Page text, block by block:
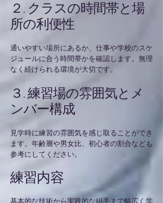
２. クラスの時間帯と場
所の利便性
通いやすい場所にあるか、仕事や学校のスケ
ジュールに合う時間帯かを確認します。無理
なく続けられる環境が大切です。
３. 練習場の雰囲気とメ
ンバー構成
見学時に練習の雰囲気を感じ取ることができ
ます。年齢層や男女比、初心者の割合なども
参考にしてください。
練習内容
基本的な技術から実践的な組手まで幅広く学